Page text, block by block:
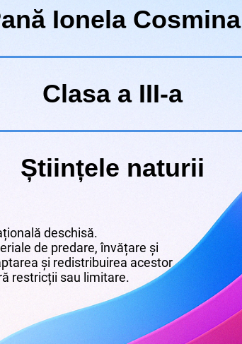
Ionela Cosmina
Clasa a III-a
Științele naturii
deschisă.
de predare, învățare și
și redistribuirea acestor
restricții sau limitare.